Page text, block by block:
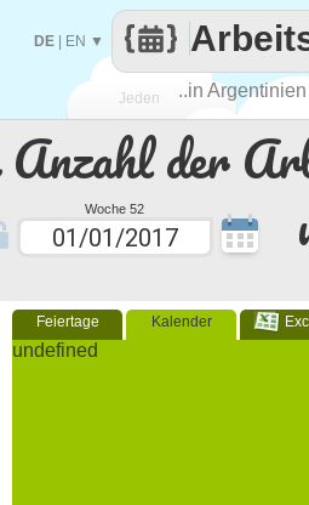
Anzahl der
Woche 52
Feiertage Kalender
undefined
Jeden
Tag
..in Argentinien
DE EN ▼